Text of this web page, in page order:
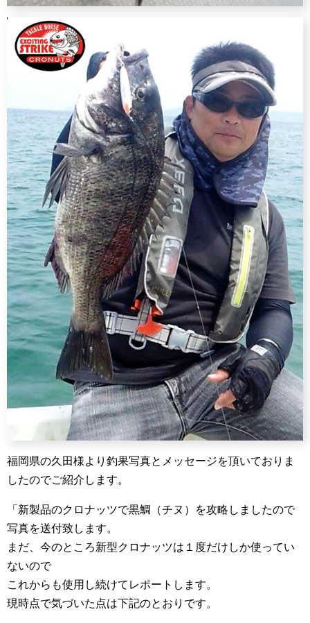
福岡県の久田様より釣果写真とメッセージを頂いておりま
したのでご紹介します。
「新製品のクロナッツで黒鯛（チヌ）を攻略しましたので
写真を送付致します。
まだ、今のところ新型クロナッツは１度だけしか使ってい
ないので
これからも使用し続けてレポートします。
現時点で気づいた点は下記のとおりです。